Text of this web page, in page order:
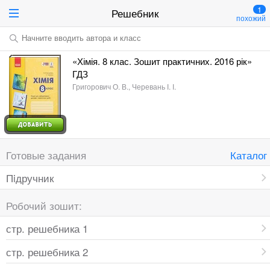
Решебник 1
похожий
Начните вводить автора и класс
«Хімія. 8 клас. Зошит практичних. 2016 рік»
ГДЗ
Григорович О. В., Черевань І. І.
Готовые задания
Каталог
Пiдручник
Робочий зошит:
стр. решебника 1
стр. решебника 2